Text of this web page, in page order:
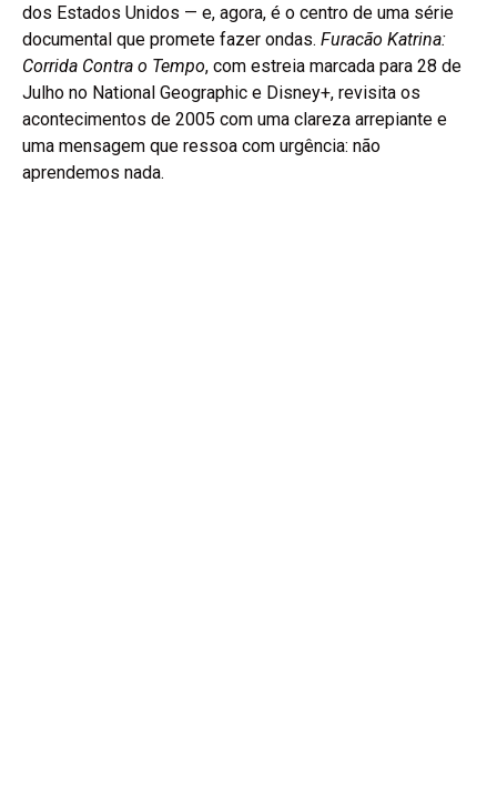
dos Estados Unidos — e, agora, é o centro de uma série
documental que promete fazer ondas. Furacão Katrina:
Corrida Contra o Tempo, com estreia marcada para 28 de
Julho no National Geographic e Disney+, revisita os
acontecimentos de 2005 com uma clareza arrepiante e
uma mensagem que ressoa com urgência: não
aprendemos nada.